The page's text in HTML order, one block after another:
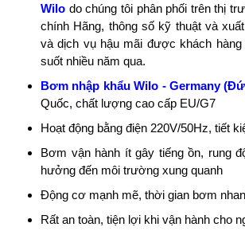
Wilo do chúng tôi phân phối trên thị
chính Hãng, thông số kỹ thuật và
và dịch vụ hậu mãi được khách hàng
suốt nhiều năm qua.
Bơm nhập khẩu Wilo - Germany
Quốc, chất lượng cao cấp EU/G7
Hoạt động bằng điện 220V/50Hz, tiết
Bơm vận hành ít gây tiếng ồn, rung
hưởng đến môi trường xung quanh
Động cơ mạnh mẽ, thời gian bơm
Rất an toàn, tiện lợi khi vận hành cho